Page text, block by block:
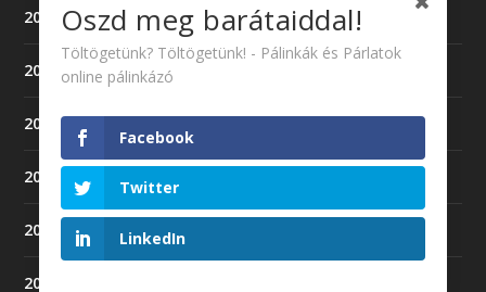
2016. szeptember
2016. május
2016. április
2016. március
2016. február
2016. január
Oszd meg barátaiddal!
Töltögetünk? Töltögetünk! - Pálinkák és Párlatok
online pálinkázó
Facebook
Twitter
LinkedIn